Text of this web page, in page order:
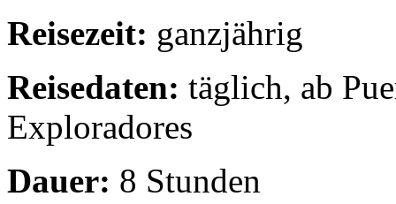
Reisezeit: ganzjährig
Reisedaten: täglich, ab
Exploradores
Dauer: 8 Stunden